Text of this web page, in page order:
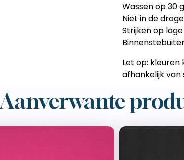
Wassen op 30
Niet in de
Strijken op
Let op: kleuren
afhankelijk van
Aanverwante